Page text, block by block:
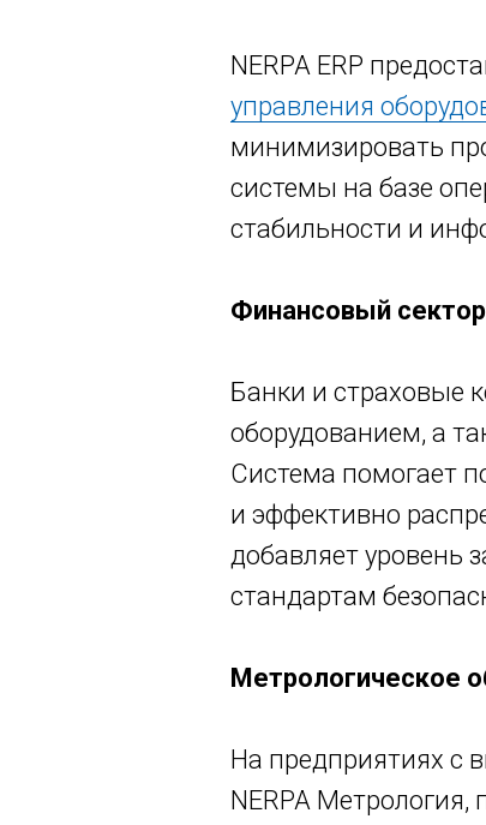
NERPA ERP
управления
минимизировать
системы на базе
стабильности и
Финансовый сектор
Банки и страховые
оборудованием, а
Система помогает
и эффективно
добавляет уровень
стандартам
Метрологическое
На предприятиях с
NERPA